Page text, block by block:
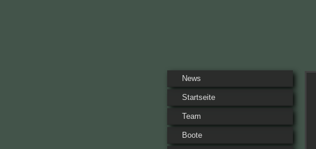
News
Startseite
Team
Boote